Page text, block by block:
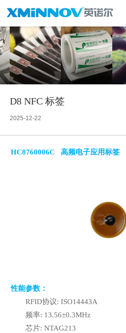
D8 NFC 标签
2025-12-22
HC8760006C 高频电子应用标签
性能参数：
RFID协议: ISO14443A
频率: 13.56±0.3MHz
芯片: NTAG213